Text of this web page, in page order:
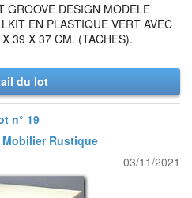
GROOVE DESIGN MODELE
EN PLASTIQUE VERT AVEC
39 X 37 CM. (TACHES).
du lot
n° 19
Rustique
03/11/2021